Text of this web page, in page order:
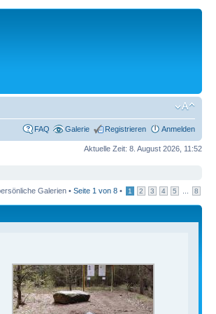
FAQ Galerie Registrieren Anmelden
Aktuelle Zeit: 8. August 2026, 11:52
Galerien • Seite 1 von 8 • 1 2 3 4 5 8